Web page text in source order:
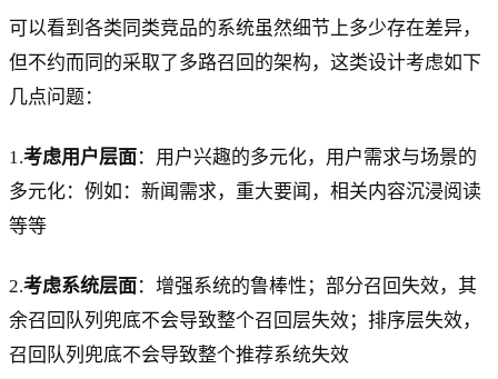
可以看到各类同类竞品的系统虽然细节上多少存在差异，
但不约而同的采取了多路召回的架构，这类设计考虑如下
几点问题：
1.考虑用户层面：用户兴趣的多元化，用户需求与场景的
多元化：例如：新闻需求，重大要闻，相关内容沉浸阅读
等等
2.考虑系统层面：增强系统的鲁棒性；部分召回失效，其
余召回队列兜底不会导致整个召回层失效；排序层失效，
召回队列兜底不会导致整个推荐系统失效